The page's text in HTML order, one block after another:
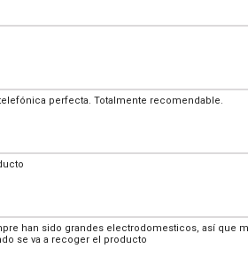
perfecta. Totalmente recomendable.
han sido grandes electrodomesticos, así que
se va a recoger el producto